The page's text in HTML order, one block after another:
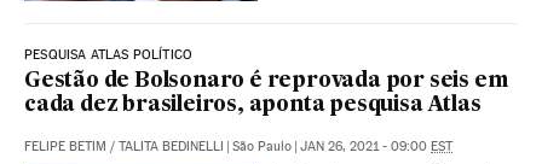
PESQUISA ATLAS POLÍTICO
Gestão de Bolsonaro é reprovada por seis em
cada dez brasileiros, aponta pesquisa Atlas
FELIPE BETIM / TALITA BEDINELLI | São Paulo | JAN 26, 2021 - 09:00 EST